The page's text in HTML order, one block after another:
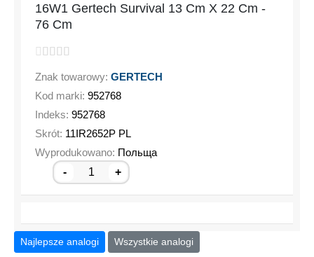
16W1 Gertech Survival 13 Cm X 22 Cm -
76 Cm
Znak towarowy: GERTECH
Kod marki: 952768
Indeks: 952768
Skrót: 11IR2652P PL
Wyprodukowano: Польща
-
+
Najlepsze analogi Wszystkie analogi